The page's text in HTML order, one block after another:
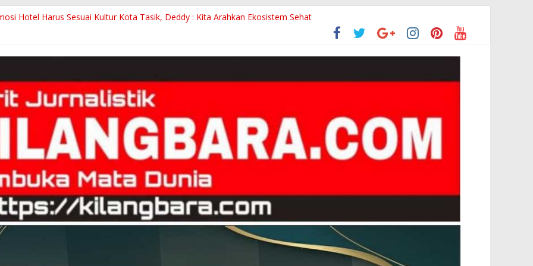
Perjalanan KA Diberhentikan Sementara, Daop 2 Pastikan Keselamatan
Staf RSUD dr Soekardjo Terancam Sanksi, Diky Candra Tugaskan Inspektorat
Penghentian Sementara, Kini Perjalanan KA Normal Pasca Gempa Pangandaran